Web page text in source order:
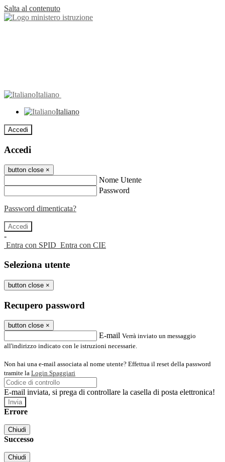
Salta al contenuto
Italiano
Italiano
Accedi
Accedi
button close ×
Nome Utente
Password
Password dimenticata?
-
Entra con SPID Entra con CIE
Seleziona utente
button close ×
Recupero password
button close ×
E-mail Verrà inviato un messaggio
all'indirizzo indicato con le istruzioni necessarie.
Non hai una e-mail associata al nome utente? Effettua il reset della password
tramite la Login Spaggiari
E-mail inviata, si prega di controllare la casella di posta elettronica!
Errore
Chiudi
Successo
Chiudi